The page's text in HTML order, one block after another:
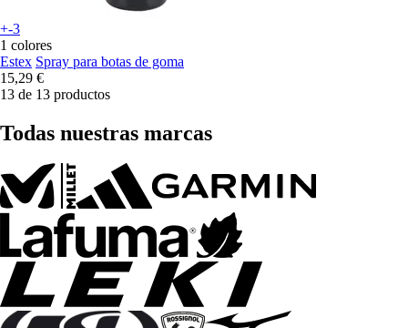
+-3
1 colores
Estex Spray para botas de goma
15,29 €
13 de 13 productos
Todas nuestras marcas